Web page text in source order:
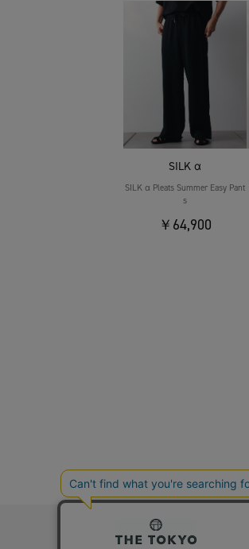
SILK α
SILK α Pleats Summer Easy Pant
s
￥64,900